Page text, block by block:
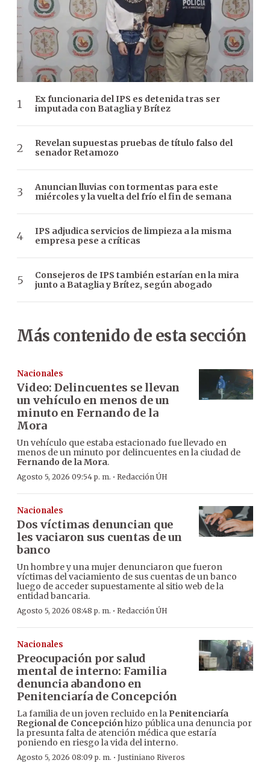
Ex funcionaria del IPS es detenida tras ser
imputada con Bataglia y Brítez
Revelan supuestas pruebas de título falso del
senador Retamozo
Anuncian lluvias con tormentas para este
miércoles y la vuelta del frío el fin de semana
IPS adjudica servicios de limpieza a la misma
empresa pese a críticas
Consejeros de IPS también estarían en la mira
junto a Bataglia y Brítez, según abogado
Más contenido de esta sección
Nacionales
Video: Delincuentes se llevan
un vehículo en menos de un
minuto en Fernando de la
Mora
Un vehículo que estaba estacionado fue llevado en
menos de un minuto por delincuentes en la ciudad de
Fernando de la Mora.
Agosto 5, 2026 09:54 p. m. · Redacción ÚH
Nacionales
Dos víctimas denuncian que
les vaciaron sus cuentas de un
banco
Un hombre y una mujer denunciaron que fueron
víctimas del vaciamiento de sus cuentas de un banco
luego de acceder supuestamente al sitio web de la
entidad bancaria.
Agosto 5, 2026 08:48 p. m. · Redacción ÚH
Nacionales
Preocupación por salud
mental de interno: Familia
denuncia abandono en
Penitenciaría de Concepción
La familia de un joven recluido en la Penitenciaría
Regional de Concepciónhizo pública una denuncia por
la presunta falta de atención médica que estaría
poniendo en riesgo la vida del interno.
Agosto 5, 2026 08:09 p. m. · Justiniano Riveros